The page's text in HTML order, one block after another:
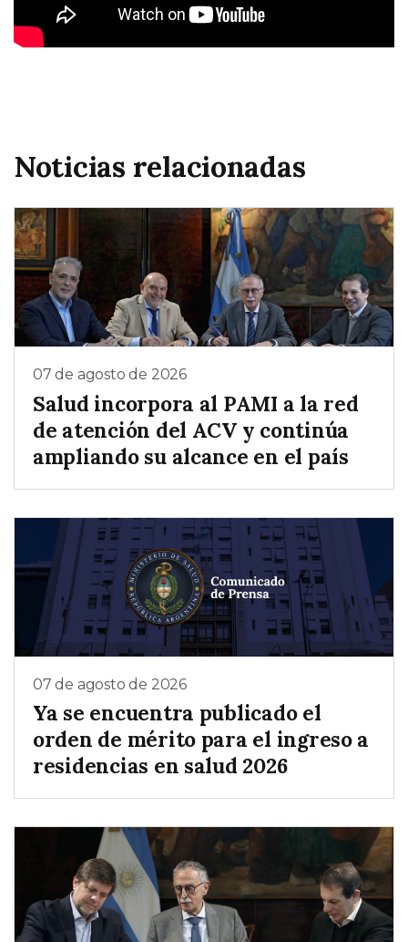
Noticias relacionadas
07 de agosto de 2026
Salud incorpora al PAMI a la red
de atención del ACV y continúa
ampliando su alcance en el país
07 de agosto de 2026
Ya se encuentra publicado el
orden de mérito para el ingreso a
residencias en salud 2026